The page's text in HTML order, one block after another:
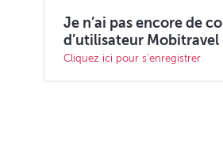
Je n’ai pas encore de
d’utilisateur Mobitravel
Cliquez ici pour s’enregistrer